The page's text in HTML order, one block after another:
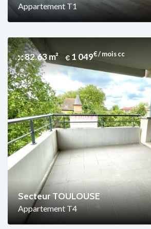
Appartement T1
82.63 m² 1 049€ / mois cc
Secteur TOULOUSE
Appartement T4